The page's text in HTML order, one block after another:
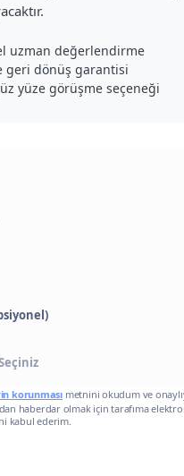
uzman değerlendirme
geri dönüş garantisi
yüze görüşme seçeneği
korunması metnini okudum ve
haberdar olmak için tarafıma
kabul ederim.